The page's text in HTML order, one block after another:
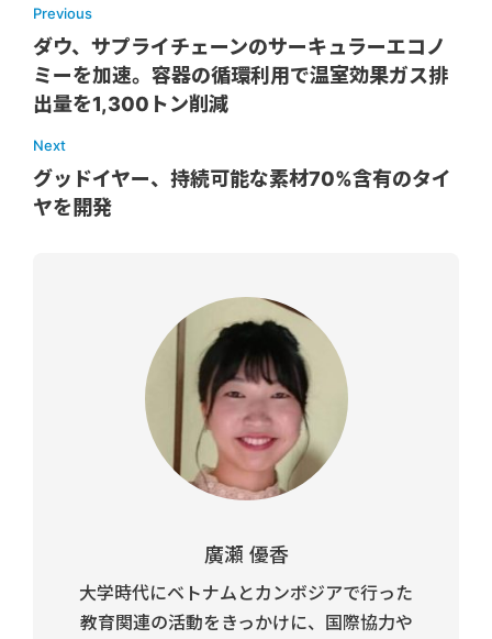
Previous
ダウ、サプライチェーンのサーキュラーエコノ
ミーを加速。容器の循環利用で温室効果ガス排
出量を1,300トン削減
Next
グッドイヤー、持続可能な素材70%含有のタイ
ヤを開発
廣瀬 優香
大学時代にベトナムとカンボジアで行った
教育関連の活動をきっかけに、国際協力や